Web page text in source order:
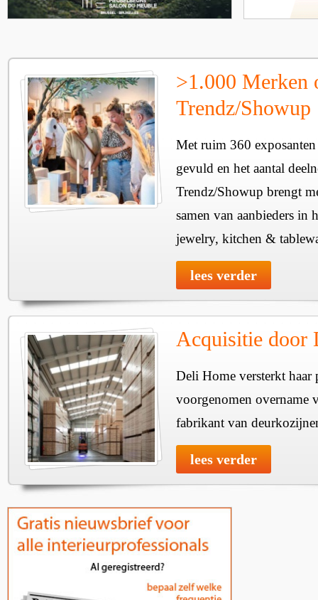
>1.000 Merken
Trendz/Showup
Met ruim 360
gevuld en het aantal
Trendz/Showup brengt
samen van aanbieders in
jewelry, kitchen &
lees verder
Acquisitie door
Deli Home versterkt haar
voorgenomen overname
fabrikant van
lees verder